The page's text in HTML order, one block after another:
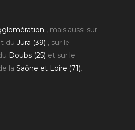
, mais aussi sur
du Jura (39) , sur le
Doubs (25) et sur le
la Saône et Loire (71).